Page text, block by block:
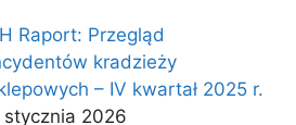
Raport: Przegląd
kradzieży
– IV kwartał 2025 r.
stycznia 2026